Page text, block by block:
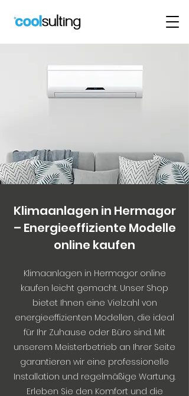
Klimaanlagen in Hermagor
– Energieeffiziente Modelle
online kaufen
Klimaanlagen in Hermagor online
kaufen leicht gemacht. Unser Shop
bietet Ihnen eine Vielzahl von
energieeffizienten Modellen, die ideal
für Ihr Zuhause oder Büro sind. Mit
unserem Meisterbetrieb an Ihrer Seite
garantieren wir eine professionelle
Installation und regelmäßige Wartung.
Erleben Sie den Komfort und die